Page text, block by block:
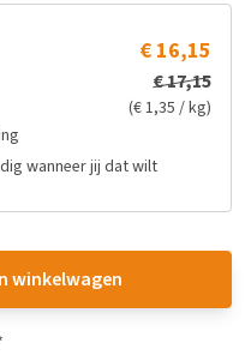
€ 16,15
€ 17,15
(€ 1,35 / kg)
wanneer jij dat wilt
winkelwagen